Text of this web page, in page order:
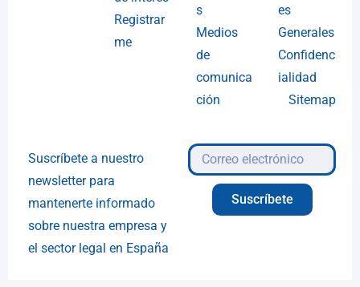
Registrar
me
s
Medios
de
comunica
ción
es
Generales
Confidenc
ialidad
Sitemap
Suscríbete a nuestro
newsletter para
mantenerte informado
sobre nuestra empresa y
el sector legal en España
Suscríbete